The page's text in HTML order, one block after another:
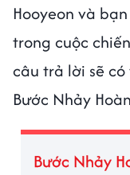
Hooyeon và
trong cuộc
câu trả lời sẽ
Bước Nhảy
Bước Nhảy